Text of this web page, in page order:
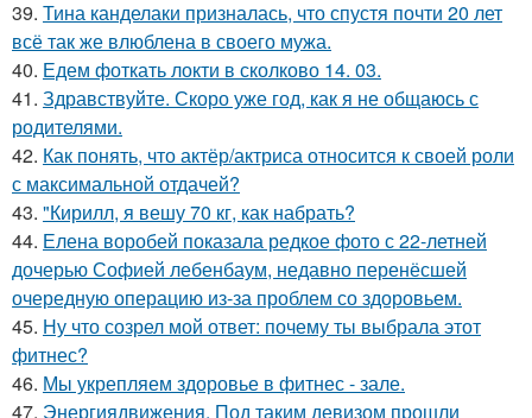
39. Тина канделаки призналась, что спустя почти 20 лет
всё так же влюблена в своего мужа.
40. Едем фоткать локти в сколково 14. 03.
41. Здравствуйте. Скоро уже год, как я не общаюсь с
родителями.
42. Как понять, что актёр/актриса относится к своей роли
с максимальной отдачей?
43. "Кирилл, я вешу 70 кг, как набрать?
44. Елена воробей показала редкое фото с 22-летней
дочерью Софией лебенбаум, недавно перенёсшей
очередную операцию из-за проблем со здоровьем.
45. Ну что созрел мой ответ: почему ты выбрала этот
фитнес?
46. Мы укрепляем здоровье в фитнес - зале.
47. Энергиядвижения. Под таким девизом прошли